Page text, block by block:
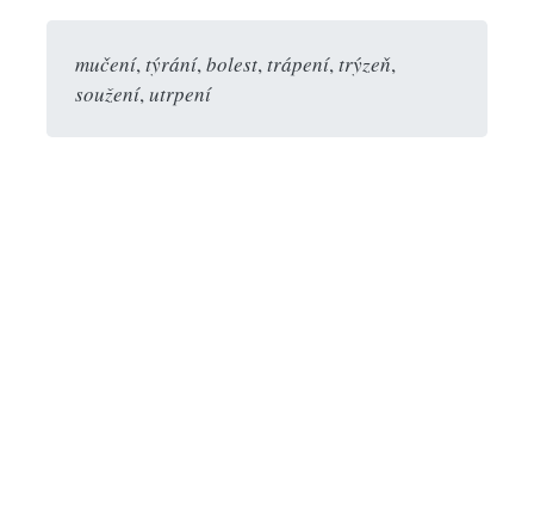
mučení,týrání,bolest,trápení,trýzeň,
soužení,utrpení